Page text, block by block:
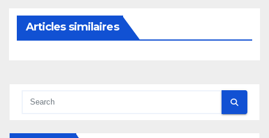
Articles similaires